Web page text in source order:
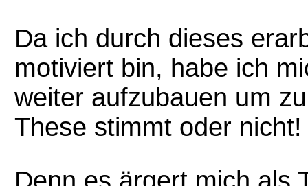
Da ich durch dieses
motiviert bin, habe ich
weiter aufzubauen um
These stimmt oder nicht!